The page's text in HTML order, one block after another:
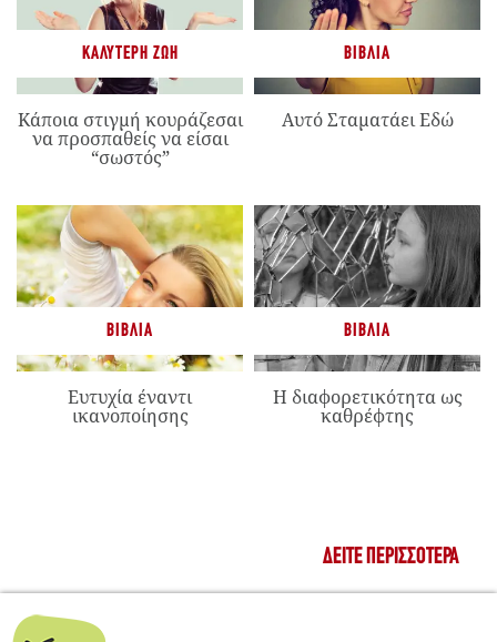
ΚΑΛΎΤΕΡΗ ΖΩΉ
Κάποια στιγμή κουράζεσαι
να προσπαθείς να είσαι
“σωστός”
ΒΙΒΛΊΑ
Αυτό Σταματάει Εδώ
ΒΙΒΛΊΑ
Ευτυχία έναντι
ικανοποίησης
ΒΙΒΛΊΑ
Η διαφορετικότητα ως
καθρέφτης
ΔΕΊΤΕ ΠΕΡΙΣΣΌΤΕΡΑ